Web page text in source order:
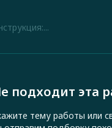
подходит эта
тему работы или